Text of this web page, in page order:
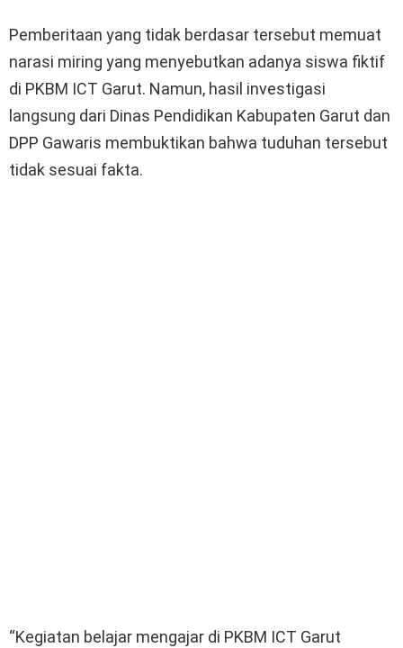
Pemberitaan yang tidak berdasar tersebut memuat
narasi miring yang menyebutkan adanya siswa fiktif
di PKBM ICT Garut. Namun, hasil investigasi
langsung dari Dinas Pendidikan Kabupaten Garut dan
DPP Gawaris membuktikan bahwa tuduhan tersebut
tidak sesuai fakta.
“Kegiatan belajar mengajar di PKBM ICT Garut